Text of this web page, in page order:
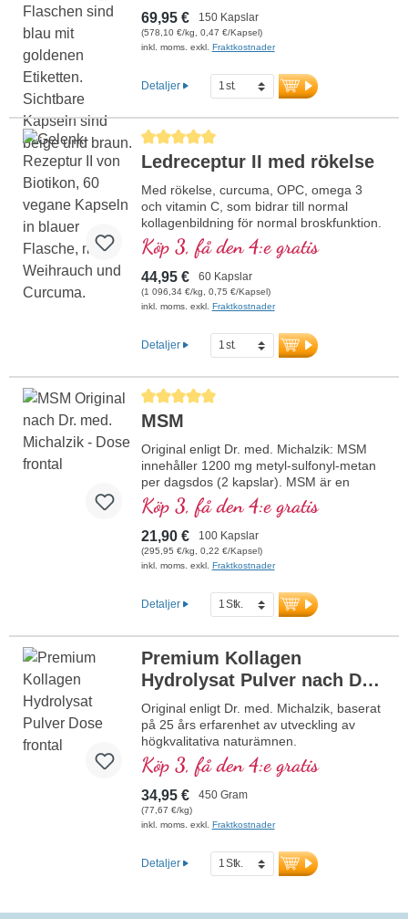
69,95 € 150 Kapslar
(578,10 €/kg, 0,47 €/Kapsel)
inkl. moms. exkl. Fraktkostnader
Detaljer
Genomsnittligt betyg på 5 av 5 stjärnor
Ledreceptur II med rökelse
Med rökelse, curcuma, OPC, omega 3
och vitamin C, som bidrar till normal
kollagenbildning för normal broskfunktion.
För specifik tillförsel till de broskiga
ledstrukturerna.
Köp 3, få den 4:e gratis
44,95 € 60 Kapslar
(1 096,34 €/kg, 0,75 €/Kapsel)
inkl. moms. exkl. Fraktkostnader
Detaljer
Genomsnittligt betyg på 5 av 5 stjärnor
MSM
Original enligt Dr. med. Michalzik: MSM
innehåller 1200 mg metyl-sulfonyl-metan
per dagsdos (2 kapslar). MSM är en
biologiskt aktiv svavelförening som skiljer
sig tydligt från elementärt svavel. Den är
mycket högkvalitativ och viktig för hela
kroppen. Detta högkvalitativa kosttillskott
är fritt från tillsatser och tillverkas i
mer information om MSM
Köp 3, få den 4:e gratis
21,90 € 100 Kapslar
(295,95 €/kg, 0,22 €/Kapsel)
inkl. moms. exkl. Fraktkostnader
Detaljer
Premium Kollagen
Hydrolysat Pulver nach Dr.
med. Michalzik NY
Original enligt Dr. med. Michalzik, baserat
på 25 års erfarenhet av utveckling av
högkvalitativa naturämnen.
10 g höggradigt rent kollagenhydrolysat
med över 99 % kollagenpeptider per
dagsdos. Innehåller 9 % hydroxyprolin, 12
% prolin och 22,5 % glycin – en
högkvalitativ, kollagentypisk
Neutral i smaken
Premium kollagenhydrolysat med
Köp 3, få den 4:e gratis
34,95 € 450 Gram
(77,67 €/kg)
inkl. moms. exkl. Fraktkostnader
Detaljer